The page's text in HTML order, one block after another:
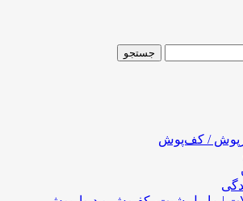
جستجو
/ کف‌پوش